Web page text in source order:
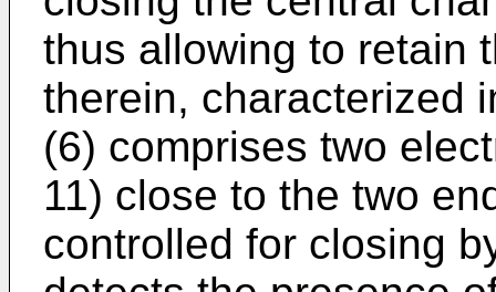
thus allowing to retain
therein, characterized
(6) comprises two
11) close to the two
controlled for closing